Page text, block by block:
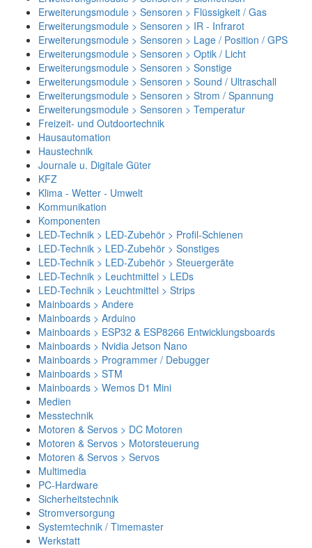
Erweiterungsmodule > Sensoren > Flüssigkeit / Gas
Erweiterungsmodule > Sensoren > IR - Infrarot
Erweiterungsmodule > Sensoren > Lage / Position / GPS
Erweiterungsmodule > Sensoren > Optik / Licht
Erweiterungsmodule > Sensoren > Sonstige
Erweiterungsmodule > Sensoren > Sound / Ultraschall
Erweiterungsmodule > Sensoren > Strom / Spannung
Erweiterungsmodule > Sensoren > Temperatur
Freizeit- und Outdoortechnik
Hausautomation
Haustechnik
Journale u. Digitale Güter
KFZ
Klima - Wetter - Umwelt
Kommunikation
Komponenten
LED-Technik > LED-Zubehör > Profil-Schienen
LED-Technik > LED-Zubehör > Sonstiges
LED-Technik > LED-Zubehör > Steuergeräte
LED-Technik > Leuchtmittel > LEDs
LED-Technik > Leuchtmittel > Strips
Mainboards > Andere
Mainboards > Arduino
Mainboards > ESP32 & ESP8266 Entwicklungsboards
Mainboards > Nvidia Jetson Nano
Mainboards > Programmer / Debugger
Mainboards > STM
Mainboards > Wemos D1 Mini
Medien
Messtechnik
Motoren & Servos > DC Motoren
Motoren & Servos > Motorsteuerung
Motoren & Servos > Servos
Multimedia
PC-Hardware
Sicherheitstechnik
Stromversorgung
Systemtechnik / Timemaster
Werkstatt